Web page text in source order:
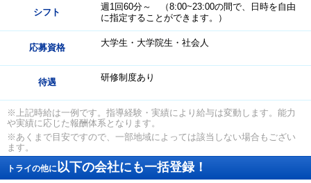
シフト
週1回60分～ （8:00~23:00の間で、日時を自由
に指定することができます。）
応募資格 大学生・大学院生・社会人
待遇 研修制度あり
※上記時給は一例です。指導経験・実績により給与は変動します。能力
や実績に応じた報酬体系となります。
※あくまで目安ですので、一部地域によっては該当しない場合もござい
ます。
トライの他に以下の会社にも一括登録！